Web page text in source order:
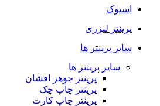
استوک
پرینتر لیزری
سایر پرینتر ها
سایر پرینتر ها
پرینتر جوهر افشان
پرینتر چاپ چک
پرینتر چاپ کارت